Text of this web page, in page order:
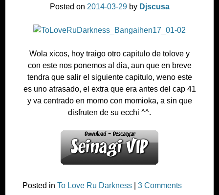
Posted on 2014-03-29by Djscusa
Wola xicos, hoy traigo otro capitulo de tolove y
con este nos ponemos al dia, aun que en breve
tendra que salir el siguiente capitulo, weno este
es uno atrasado, el extra que era antes del cap 41
y va centrado en momo con momioka, a sin que
disfruten de su ecchi ^^.
Posted inTo Love Ru Darkness |3 Comments